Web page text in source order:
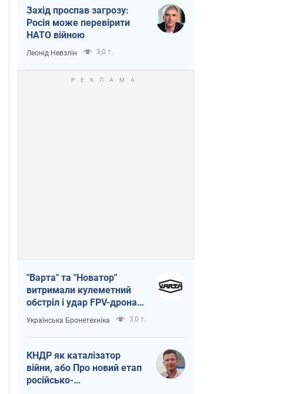
Захід проспав загрозу:
Росія може перевірити
НАТО війною
Леонід Невзлін 3,0 т.
"Варта" та "Новатор"
витримали кулеметний
обстріл і удар FPV-дрона,
врятувавши життя
офіцеру ЗСУ
Українська Бронетехніка 3,0 т.
КНДР як каталізатор
війни, або Про новий етап
російсько-